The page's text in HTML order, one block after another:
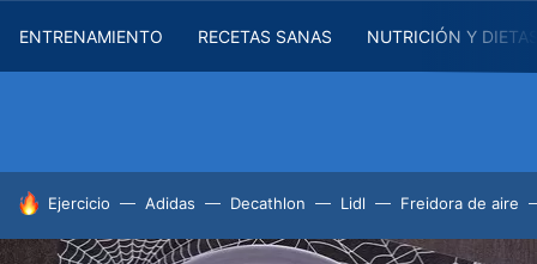
ENTRENAMIENTO RECETAS SANAS NUTRICIÓN Y
HOY SE HABLA DE
Ejercicio Adidas Decathlon Lidl Freidora de aire